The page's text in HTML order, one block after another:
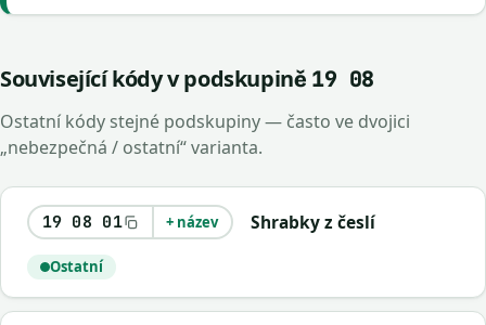
Související kódy v podskupině 19 08
Ostatní kódy stejné podskupiny — často ve dvojici
„nebezpečná / ostatní“ varianta.
19 08 01 + název Shrabky z česlí
Ostatní